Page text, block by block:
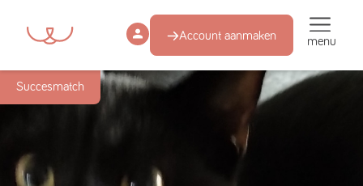
Account aanmaken menu
Succesmatch